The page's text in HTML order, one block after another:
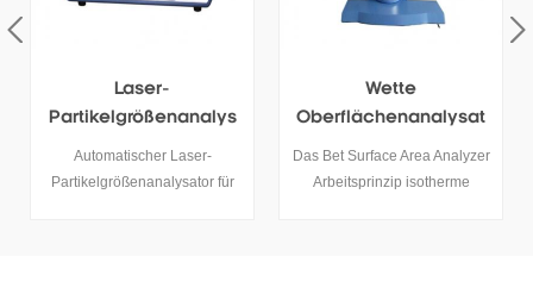
Wette
Oberflächenanalysat
Or
Das Bet Surface Area Analyzer
Arbeitsprinzip isotherme
Leitfähigkeitsmessger
Ät Mit
Temperaturkompensat
Ion
Mit diesem Messgerät für die
elektrische Leitfähigkeit